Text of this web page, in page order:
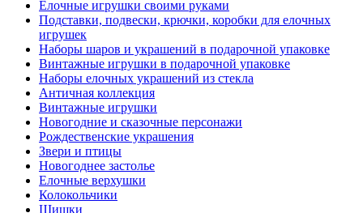
Елочные игрушки своими руками
Подставки, подвески, крючки, коробки для елочных
игрушек
Наборы шаров и украшений в подарочной упаковке
Винтажные игрушки в подарочной упаковке
Наборы елочных украшений из стекла
Античная коллекция
Винтажные игрушки
Новогодние и сказочные персонажи
Рождественские украшения
Звери и птицы
Новогоднее застолье
Елочные верхушки
Колокольчики
Шишки